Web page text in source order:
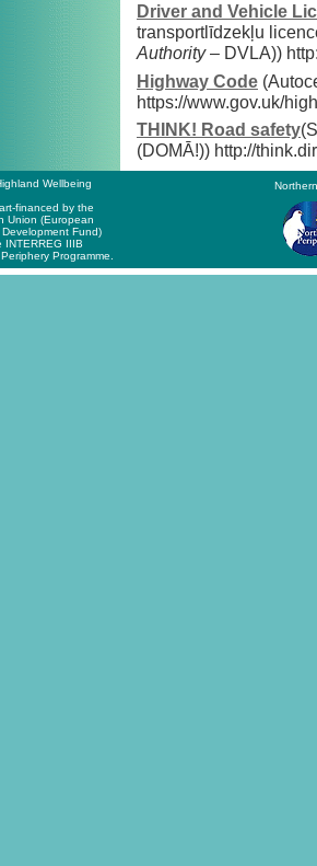
Driver and Vehicle
transportlīdzekļu
Authority– DVLA))
Highway Code
https://www.gov.uk/
THINK! Road safety
(DOMĀ!)) http://
Wellbeing
financed by the
Union (European
Fund)
INTERREG IIIB
Programme.